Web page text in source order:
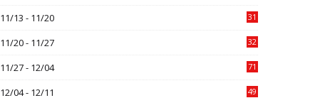
11/13 - 11/20 31
11/20 - 11/27 32
11/27 - 12/04 71
12/04 - 12/11 49